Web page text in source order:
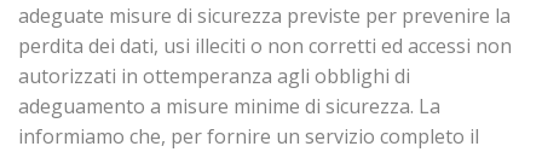
adeguate misure di sicurezza previste per prevenire la
perdita dei dati, usi illeciti o non corretti ed accessi non
autorizzati in ottemperanza agli obblighi di
adeguamento a misure minime di sicurezza. La
informiamo che, per fornire un servizio completo il